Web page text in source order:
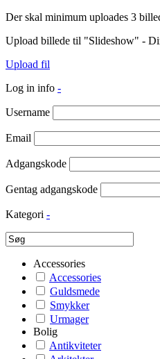
Der skal minimum uploades 3
Upload billede til "Slideshow" -
Upload fil
Log in info -
Username
Email
Adgangskode
Gentag adgangskode
Kategori -
Accessories
Accessories
Guldsmede
Smykker
Urmager
Bolig
Antikviteter